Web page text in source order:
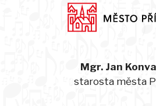
Mgr. Jan
starosta města